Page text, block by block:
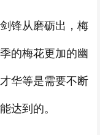
锋从磨砺出，梅
的梅花更加的幽
华等是需要不断
达到的。